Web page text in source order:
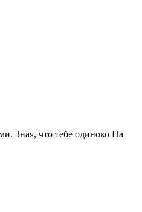
Зная, что тебе одиноко На